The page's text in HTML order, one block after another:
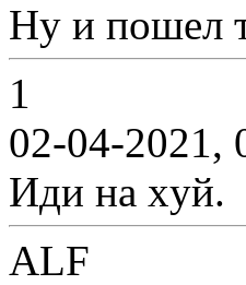
Ну и пошел
1
02-04-2021,
Иди на xуй.
ALF